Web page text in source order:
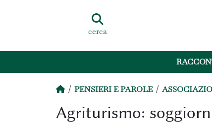
cerca
PENSIERI E PAROLE
Agriturismo: